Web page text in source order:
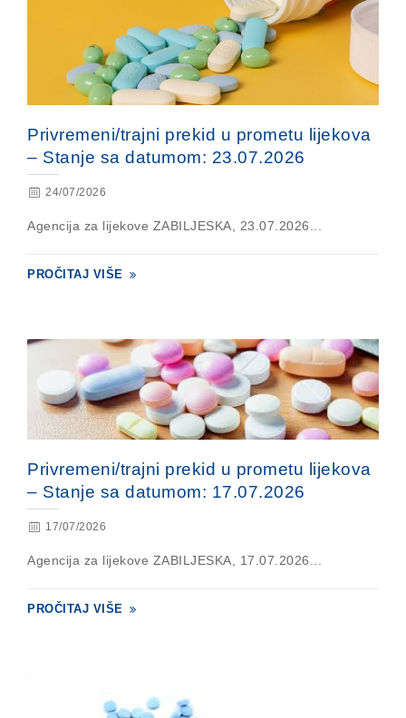
Privremeni/trajni prekid u prometu lijekova
– Stanje sa datumom: 23.07.2026
24/07/2026
Agencija za lijekove ZABILJESKA, 23.07.2026...
PROČITAJ VIŠE
Privremeni/trajni prekid u prometu lijekova
– Stanje sa datumom: 17.07.2026
17/07/2026
Agencija za lijekove ZABILJESKA, 17.07.2026...
PROČITAJ VIŠE